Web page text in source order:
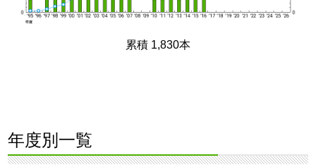
累積 1,830本
年度別一覧